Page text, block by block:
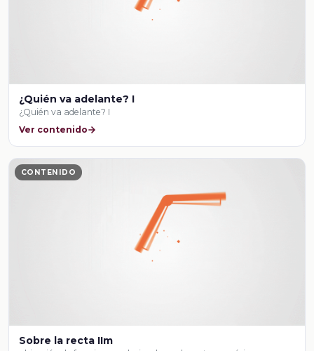
¿Quién va adelante? I
¿Quién va adelante? I
Ver contenido
CONTENIDO
Sobre la recta IIm